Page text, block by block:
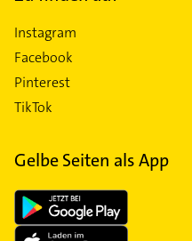
Instagram
Facebook
Pinterest
TikTok
Gelbe Seiten als App